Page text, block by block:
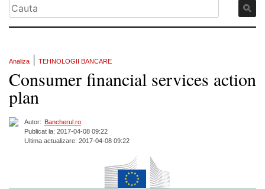
Analiza TEHNOLOGII BANCARE
Consumer financial services action
plan
Autor: Bancherul.ro
Publicat la: 2017-04-08 09:22
Ultima actualizare: 2017-04-08 09:22